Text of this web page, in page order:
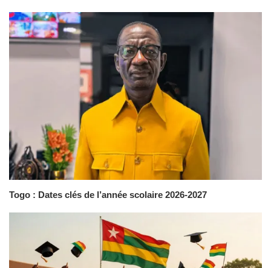
Togo : Dates clés de l’année scolaire 2026-2027